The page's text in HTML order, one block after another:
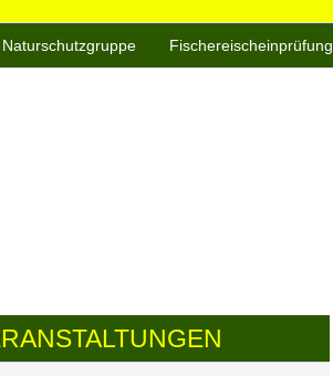
Naturschutzgruppe Fischereischeinprüfung